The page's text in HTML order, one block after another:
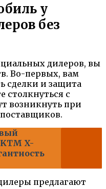
у
без
дилеров, вы
Во-первых, вам
сделки и защита
столкнуться с
возникнуть при
X-
предлагают